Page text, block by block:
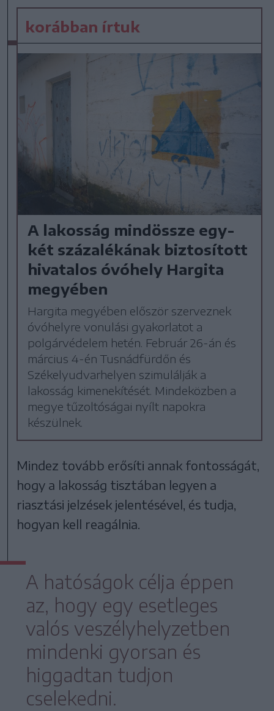
korábban írtuk
A lakosság mindössze egy-
két százalékának biztosított
hivatalos óvóhely Hargita
megyében
Hargita megyében először szerveznek
óvóhelyre vonulási gyakorlatot a
polgárvédelem hetén. Február 26-án és
március 4-én Tusnádfürdőn és
Székelyudvarhelyen szimulálják a
lakosság kimenekítését. Mindeközben a
megye tűzoltóságai nyílt napokra
készülnek.
Mindez tovább erősíti annak fontosságát,
hogy a lakosság tisztában legyen a
riasztási jelzések jelentésével, és tudja,
hogyan kell reagálnia.
A hatóságok célja éppen
az, hogy egy esetleges
valós veszélyhelyzetben
mindenki gyorsan és
higgadtan tudjon
cselekedni.